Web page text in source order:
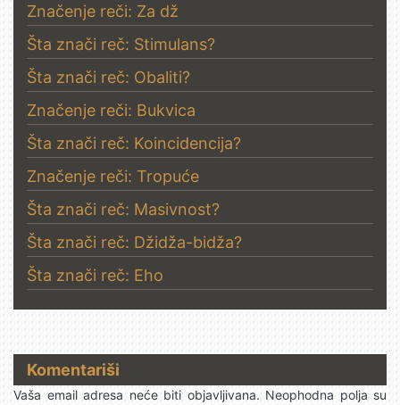
Značenje reči: Za dž
Šta znači reč: Stimulans?
Šta znači reč: Obaliti?
Značenje reči: Bukvica
Šta znači reč: Koincidencija?
Značenje reči: Tropuće
Šta znači reč: Masivnost?
Šta znači reč: Džidža-bidža?
Šta znači reč: Eho
Komentariši
Vaša email adresa neće biti objavljivana. Neophodna polja su